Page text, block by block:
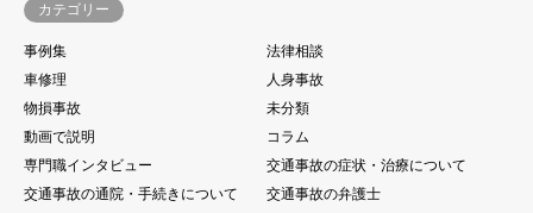
カテゴリー
事例集
法律相談
車修理
人身事故
物損事故
未分類
動画で説明
コラム
専門職インタビュー
交通事故の症状・治療について
交通事故の通院・手続きについて
交通事故の弁護士